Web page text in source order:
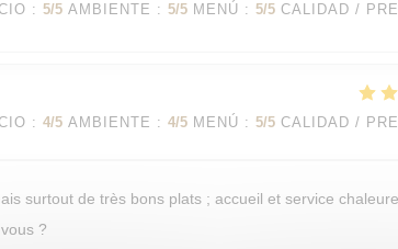
: 5/5 AMBIENTE : 5/5 MENÚ : 5/5 CALIDAD /
: 4/5 AMBIENTE : 4/5 MENÚ : 5/5 CALIDAD /
surtout de très bons plats ; accueil et service
?